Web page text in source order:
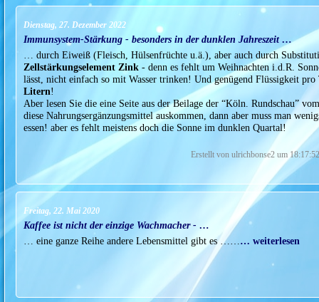
Dienstag, 27. Dezember 2022
Immunsystem-Stärkung - besonders in der dunklen Jahreszeit …
… durch Eiweiß (Fleisch, Hülsenfrüchte u.ä.), aber auch durch
Zellstärkungselement Zink - denn es fehlt um Weihnachten i.d.R.
lässt, nicht einfach so mit Wasser trinken! Und genügend Flüssigkeit
Litern!
Aber lesen Sie die eine Seite aus der Beilage der “Köln. Rundschau”
diese Nahrungsergänzungsmittel auskommen, dann aber muss man
essen! aber es fehlt meistens doch die Sonne im dunklen Quartal!
Erstellt von ulrichbonse2 um
Freitag, 22. Mai 2020
Kaffee ist nicht der einzige Wachmacher - …
… eine ganze Reihe andere Lebensmittel gibt es …… … weiterlesen